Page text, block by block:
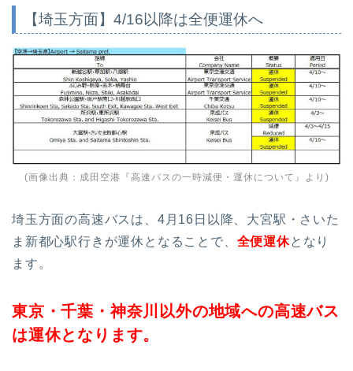
【埼玉方面】4/16以降は全便運休へ
(画像出典： 成田空港『高速バスの一時減便・運休について』 より)
埼玉方面の高速バスは、4月16日以降、大宮駅・さいた
ま新都心駅行きが運休となることで、 全便運休となり
ます。
東京・千葉・神奈川以外の地域への高速バス
は運休となります。